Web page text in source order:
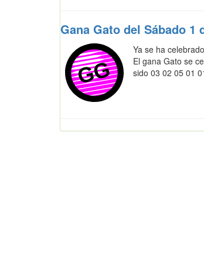
Gana Gato del Sábado 1
Ya se ha
El gana Gato se
sido 03 02 05 01